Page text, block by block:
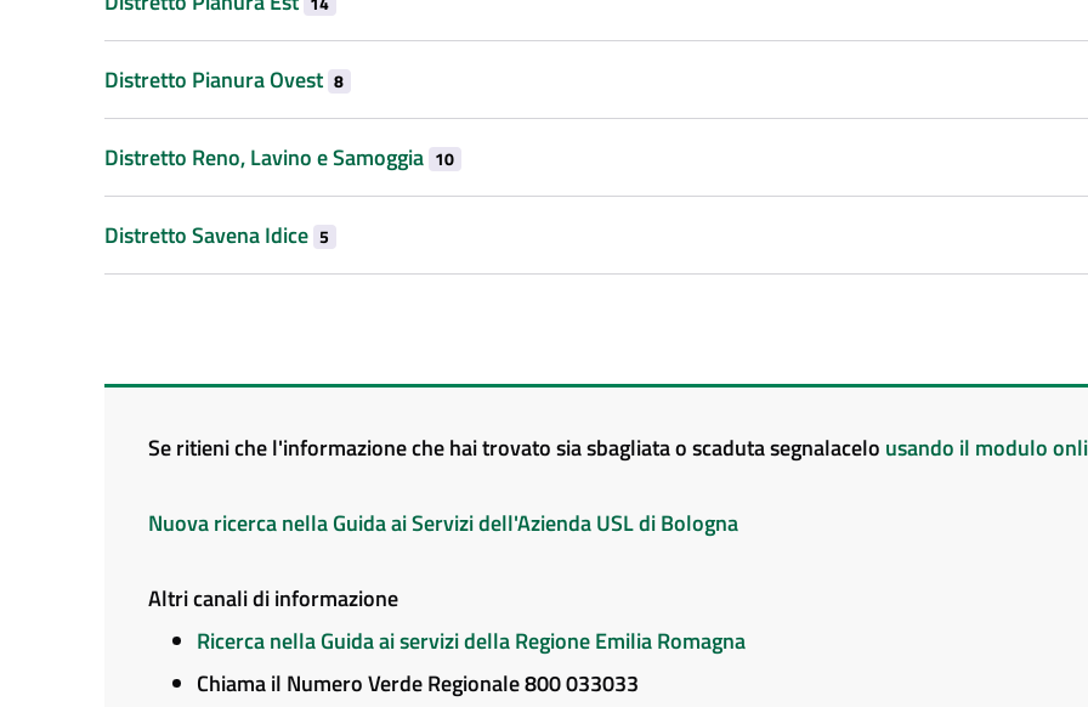
Distretto Pianura Ovest 8
Distretto Reno, Lavino e Samoggia 10
Distretto Savena Idice 5
Se ritieni che l'informazione che hai trovato sia sbagliata o scaduta segnalacelo usando il modulo
Nuova ricerca nella Guida ai Servizi dell'Azienda USL di Bologna
Altri canali di informazione
Ricerca nella Guida ai servizi della Regione Emilia Romagna
Chiama il Numero Verde Regionale 800 033033